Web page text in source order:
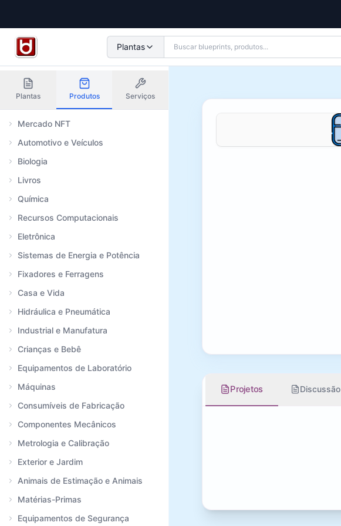
Plantas
Plantas Produtos Serviços
Mercado NFT
Automotivo e Veículos
Biologia
Livros
Química
Recursos Computacionais
Eletrônica
Sistemas de Energia e Potência
Fixadores e Ferragens
Casa e Vida
Hidráulica e Pneumática
Industrial e Manufatura
Crianças e Bebê
Equipamentos de Laboratório
Máquinas
Consumíveis de Fabricação
Componentes Mecânicos
Metrologia e Calibração
Exterior e Jardim
Animais de Estimação e Animais
Matérias-Primas
Equipamentos de Segurança
Projetos Discussão